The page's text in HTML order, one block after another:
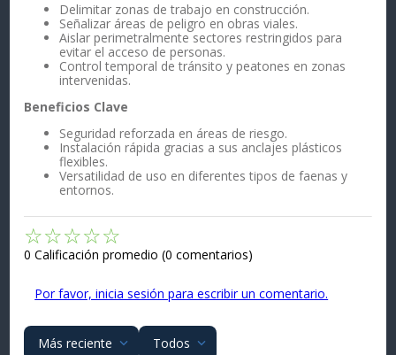
Delimitar zonas de trabajo en construcción.
Señalizar áreas de peligro en obras viales.
Aislar perimetralmente sectores restringidos para
evitar el acceso de personas.
Control temporal de tránsito y peatones en zonas
intervenidas.
Beneficios Clave
Seguridad reforzada en áreas de riesgo.
Instalación rápida gracias a sus anclajes plásticos
flexibles.
Versatilidad de uso en diferentes tipos de faenas y
entornos.
☆☆☆☆☆
0 Calificación promedio (0 comentarios)
Por favor, inicia sesión para escribir un comentario.
Más reciente Todos